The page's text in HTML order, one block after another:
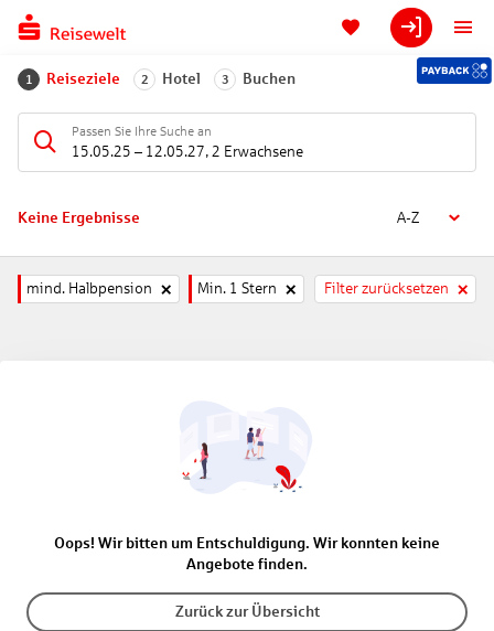
1 Reiseziele 2 Hotel 3 Buchen
Passen Sie Ihre Suche an
15.05.25 – 12.05.27, 2 Erwachsene
Keine Ergebnisse A-Z
mind. Halbpension Min. 1 Stern Filter zurücksetzen
Oops! Wir bitten um Entschuldigung. Wir konnten keine
Angebote finden.
Zurück zur Übersicht